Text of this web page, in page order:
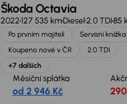
Škoda Octavia
2022127 535 kmDiesel2.0 TDI85
Po prvním majiteli
Servisní knížka
Koupeno nové v ČR
2.0 TDI
+7 dalších
Měsíční splátka
od 2 946 Kč
Zlevněno o 40 000 Kč